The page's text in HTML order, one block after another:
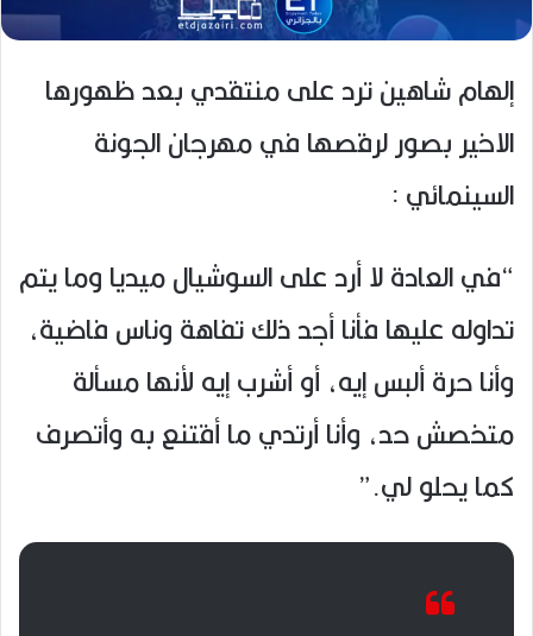
إلهام شاهين ترد على منتقدي بعد ظهورها
الاخير بصور لرقصها في مهرجان الجونة
السينمائي :
“في العادة لا أرد على السوشيال ميديا وما يتم
تداوله عليها فأنا أجد ذلك تفاهة وناس فاضية،
وأنا حرة ألبس إيه، أو أشرب إيه لأنها مسألة
متخصش حد، وأنا أرتدي ما أقتنع به وأتصرف
كما يحلو لي.”